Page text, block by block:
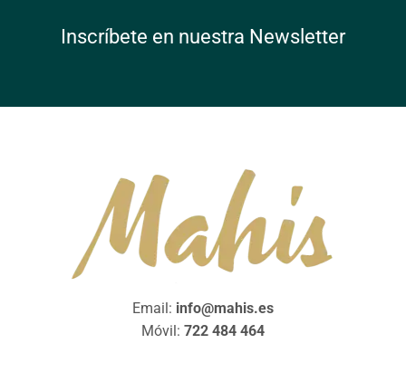
Inscríbete en nuestra Newsletter
Email: info@mahis.es
Móvil: 722 484 464